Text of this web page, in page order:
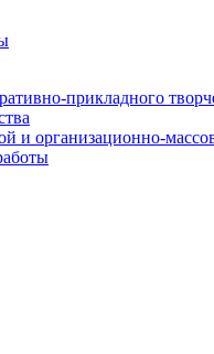
прикладного
и организационно-